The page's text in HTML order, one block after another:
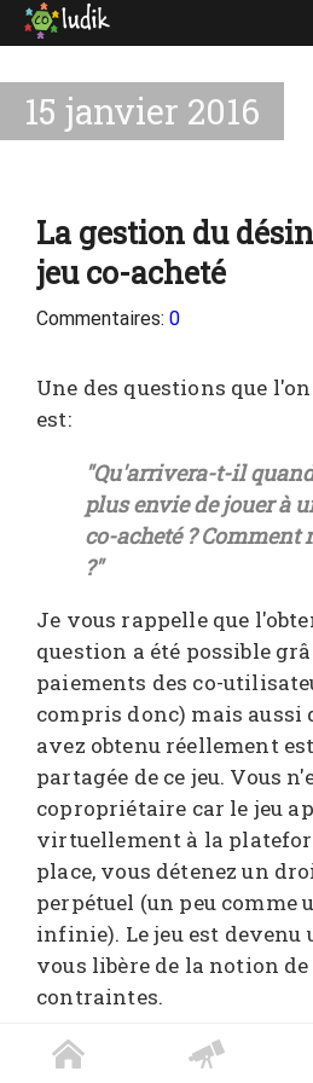
15 janvier 2016
La gestion du
jeu co-acheté
Commentaires: 0
Une des questions que
est:
"Qu'arrivera-t-il
plus envie de jouer à
co-acheté ? Comment
?"
Je vous rappelle que
question a été possible
paiements des co-
compris donc) mais aussi
avez obtenu réellement
partagée de ce jeu. Vous
copropriétaire car le jeu
virtuellement à la
place, vous détenez un
perpétuel (un peu comme
infinie). Le jeu est devenu
vous libère de la notion
contraintes.
La beauté du système